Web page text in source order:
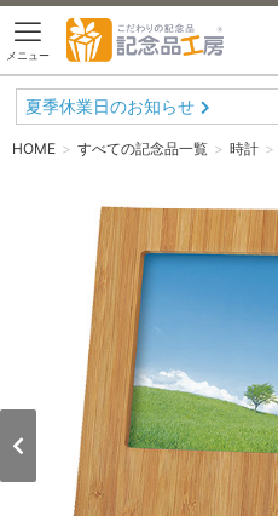
メニュー
夏季休業日のお知らせ
HOME すべての記念品一覧 時計